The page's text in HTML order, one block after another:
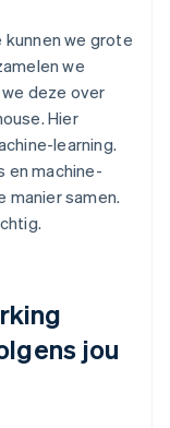
we grote
we
deze over
Hier
learning.
en machine-
manier samen.
jou